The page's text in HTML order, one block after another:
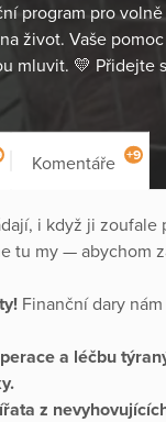
program pro
život. Vaše
mluvit. 💛 Přidejte
Komentáře +9
i když ji
tu my — abychom
Finanční dary
a léčbu
z